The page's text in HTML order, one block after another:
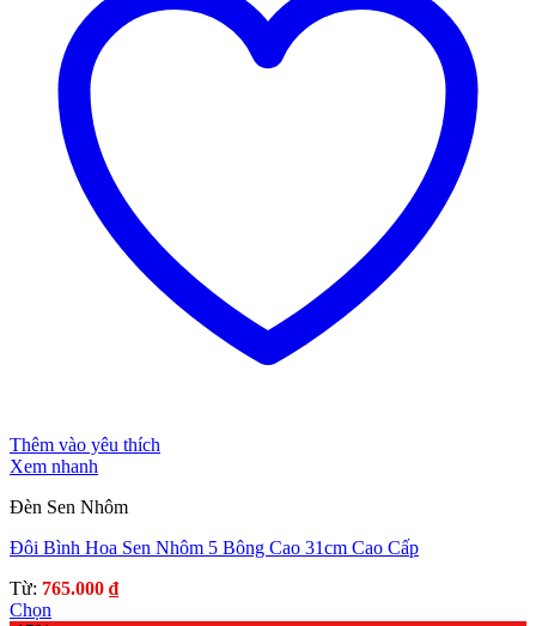
Thêm vào yêu thích
Xem nhanh
Đèn Sen Nhôm
Đôi Bình Hoa Sen Nhôm 5 Bông Cao 31cm Cao Cấp
Từ: 765.000 ₫
Chọn